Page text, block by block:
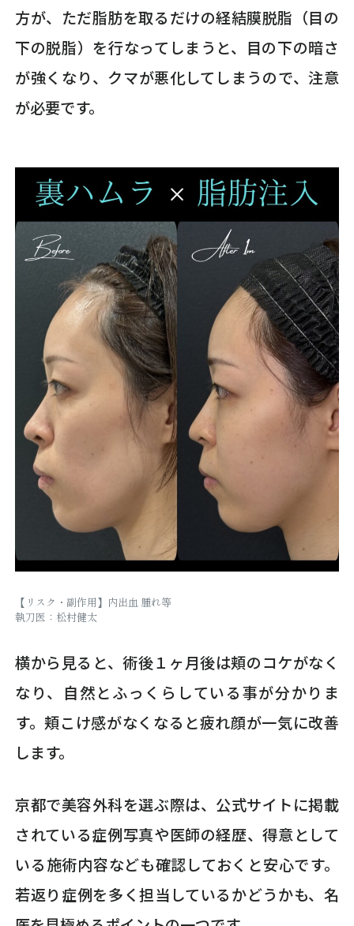
方が、ただ脂肪を取るだけの経結膜脱脂（目の
下の脱脂）を行なってしまうと、目の下の暗さ
が強くなり、クマが悪化してしまうので、注意
が必要です。
【リスク・副作用】内出血 腫れ等
執刀医：松村健太
横から見ると、術後１ヶ月後は頬のコケがなく
なり、自然とふっくらしている事が分かりま
す。頬こけ感がなくなると疲れ顔が一気に改善
します。
京都で美容外科を選ぶ際は、公式サイトに掲載
されている症例写真や医師の経歴、得意として
いる施術内容なども確認しておくと安心です。
若返り症例を多く担当しているかどうかも、名